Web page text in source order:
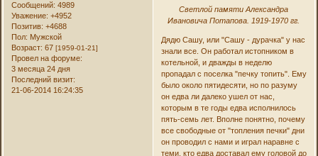
Сообщений: 4989
Уважение: +4952
Позитив: +4688
Пол: Мужской
Возраст: 67[1959-01-21]
Провел на форуме:
3 месяца 24 дня
Последний визит:
21-06-2014 16:24:35
Светлой памяти Александра
Ивановича Потапова. 1919-1970 гг.
Дядю Сашу, или "Сашу - дурачка" у нас
знали все. Он работал истопником в
котельной, и дважды в неделю
пропадал с поселка "печку топить". Ему
было около пятидесяти, но по разуму
он едва ли далеко ушел от нас,
которым в те годы едва исполнилось
пять-семь лет. Вполне понятно, почему
все свободные от "топления печки" дни
он проводил с нами и играл наравне с
теми, кто едва доставал ему головой до